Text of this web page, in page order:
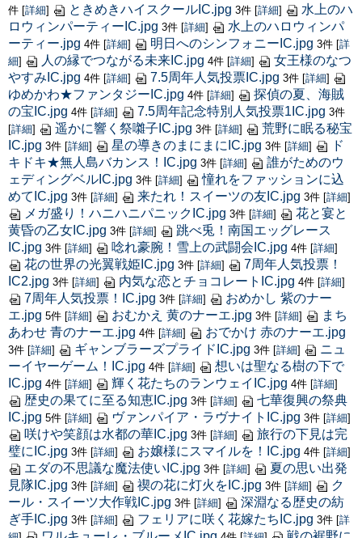
件 [詳細] ときめきハイスクールIC.jpg 3件 [詳細]
水上のハ
ロウィンパーティーIC.jpg 3件 [詳細]
水上のハロウィンパ
ーティー.jpg 4件 [詳細] 明日へのシンフォニーIC.jpg 3件 [詳
細] 人の縁でつながる未来IC.jpg 4件 [詳細]
女王様のなつ
やすみIC.jpg 4件 [詳細] 7.5周年人気投票IC.jpg 3件 [詳細]
ゆめかわ★ファンタジーIC.jpg 4件 [詳細]
探偵の夏、海賊
の宝IC.jpg 4件 [詳細] 7.5周年記念特別人気投票1IC.jpg 3件
[詳細] 遥かに響く祭囃子IC.jpg 3件 [詳細]
荒野に眠る秘宝
IC.jpg 3件 [詳細] 星の導きのまにまにIC.jpg 3件 [詳細]
ド
キドキ★無人島バカンス！IC.jpg 3件 [詳細]
誰がためのウ
ェディングベルIC.jpg 3件 [詳細]
憧れをファッションに込
めてIC.jpg 3件 [詳細] 来たれ！スイーツの友IC.jpg 3件 [詳細]
メガ盛り！ハニハニパニックIC.jpg 3件 [詳細]
花と宴と
黄昏の乙女IC.jpg 3件 [詳細]
跳べ兎！南国エッグレース
IC.jpg 3件 [詳細] 唸れ豪腕！雪上の武闘会IC.jpg 4件 [詳細]
花の世界の光翼戦姫IC.jpg 3件 [詳細]
7周年人気投票！
IC2.jpg 3件 [詳細] 内気な恋とチョコレートIC.jpg 4件 [詳細]
7周年人気投票！IC.jpg 3件 [詳細]
おめかし 紫のナー
エ.jpg 5件 [詳細] おむかえ 黄のナーエ.jpg 3件 [詳細]
まち
あわせ 青のナーエ.jpg 4件 [詳細] おでかけ 赤のナーエ.jpg
3件 [詳細] ギャンブラーズプライドIC.jpg 3件 [詳細]
ニュ
ーイヤーゲーム！IC.jpg 4件 [詳細]
想いは聖なる樹の下で
IC.jpg 4件 [詳細] 輝く花たちのランウェイIC.jpg 4件 [詳細]
歴史の果てに至る知恵IC.jpg 3件 [詳細]
七華復興の祭典
IC.jpg 5件 [詳細] ヴァンパイア・ラヴナイトIC.jpg 3件 [詳細]
咲けや笑顔は水都の華IC.jpg 3件 [詳細]
旅行の下見は完
璧にIC.jpg 3件 [詳細] お嬢様にスマイルを！IC.jpg 4件 [詳細]
エダの不思議な魔法使いIC.jpg 3件 [詳細]
夏の思い出発
見隊IC.jpg 3件 [詳細] 禊の花に灯火をIC.jpg 3件 [詳細]
ク
ール・スイーツ大作戦IC.jpg 3件 [詳細]
深淵なる歴史の紡
ぎ手IC.jpg 3件 [詳細] フェリアに咲く花嫁たちIC.jpg 3件 [詳